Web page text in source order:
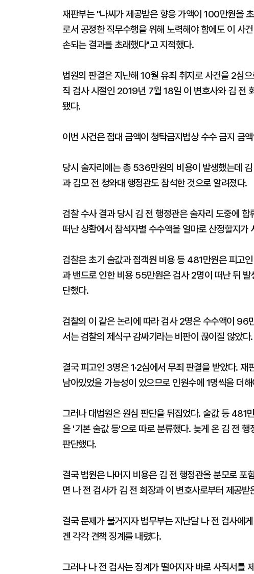
재판부는 "나씨가 제공받은 향응 가액이 100만원을
로서 공정한 직무수행을 위해 노력해야 함에도 이 사
손되는 결과를 초래했다"고 지적했다.
법원의 판결은 지난해 10월 유죄 취지로 사건을 2심
직 검사 시절인 2019년 7월 18일 이 변호사와 김 전
됐다.
이번 사건은 접대 금액이 청탁금지법상 수수 금지 금
당시 술자리에는 총 536만원의 비용이 발생했는데
과 김모 전 청와대 행정관도 참석한 것으로 알려졌다.
검찰 수사 결과 당시 김 전 행정관은 술자리 도중에
떠난 상황에서 참석자별 수수액을 얼마로 산정할지가
검찰은 초기 술값과 접객원 비용 등 481만원은 피고
과 밴드로 인한 비용 55만원은 검사 2명이 떠난 뒤
단했다.
검찰의 이 같은 논리에 따라 검사 2명은 수수액이 96
서는 검찰의 제식구 감싸기라는 비판이 끊이질 않았다.
결국 피고인 3명은 1·2심에서 무죄 판결을 받았다.
남아있었을 가능성이 있으므로 인원수에 1명씩을 더
그러나 대법원은 원심 판단을 뒤집었다. 술값 등
을 '기본 술값 등'으로 따로 분류했다. 늦게 온 김 전
판단했다.
결국 법원은 나머지 비용은 김 전 행정관을 분모로
면 나 전 검사가 김 전 회장과 이 변호사로부터 제공
결국 문제가 불거지자 법무부는 지난달 나 전 검사에
겐 각각 견책 징계를 내렸다.
그러나 나 전 검사는 징계가 떨어지자 바로 사직서를